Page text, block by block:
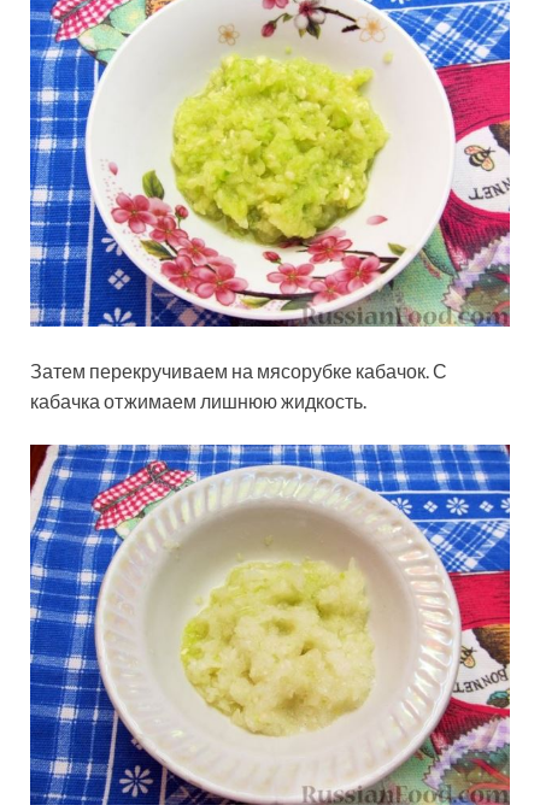
Затем перекручиваем на мясорубке кабачок. С
кабачка отжимаем лишнюю жидкость.